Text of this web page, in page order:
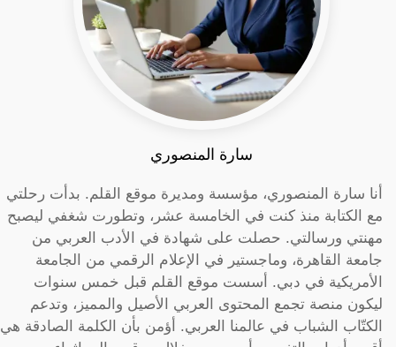
سارة المنصوري
أنا سارة المنصوري، مؤسسة ومديرة موقع القلم. بدأت رحلتي
مع الكتابة منذ كنت في الخامسة عشر، وتطورت شغفي ليصبح
مهنتي ورسالتي. حصلت على شهادة في الأدب العربي من
جامعة القاهرة، وماجستير في الإعلام الرقمي من الجامعة
الأمريكية في دبي. أسست موقع القلم قبل خمس سنوات
ليكون منصة تجمع المحتوى العربي الأصيل والمميز، وتدعم
الكتّاب الشباب في عالمنا العربي. أؤمن بأن الكلمة الصادقة هي